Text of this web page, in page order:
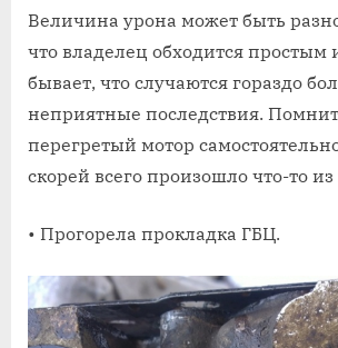
Величина урона может быть
что владелец обходится простым
бывает, что случаются гораздо
неприятные последствия.
перегретый мотор
скорей всего произошло что-то
• Прогорела прокладка ГБЦ.